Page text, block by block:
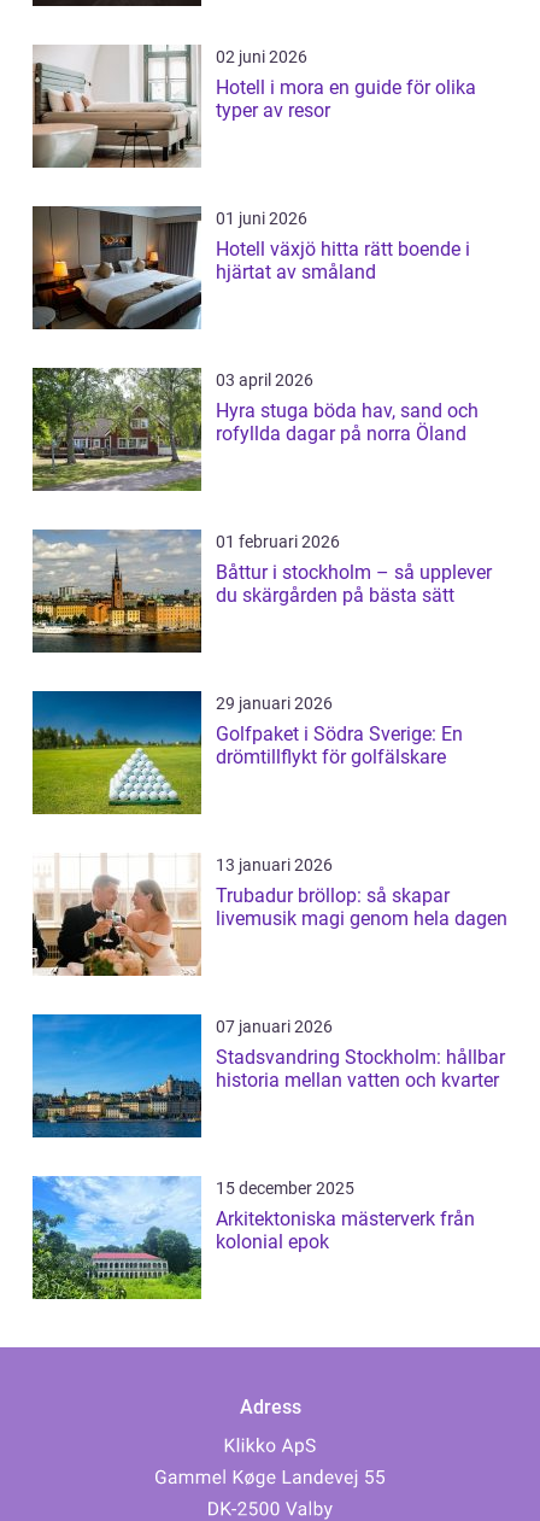
02 juni 2026
Hotell i mora en guide för olika
typer av resor
01 juni 2026
Hotell växjö hitta rätt boende i
hjärtat av småland
03 april 2026
Hyra stuga böda hav, sand och
rofyllda dagar på norra Öland
01 februari 2026
Båttur i stockholm – så upplever
du skärgården på bästa sätt
29 januari 2026
Golfpaket i Södra Sverige: En
drömtillflykt för golfälskare
13 januari 2026
Trubadur bröllop: så skapar
livemusik magi genom hela dagen
07 januari 2026
Stadsvandring Stockholm: hållbar
historia mellan vatten och kvarter
15 december 2025
Arkitektoniska mästerverk från
kolonial epok
Adress